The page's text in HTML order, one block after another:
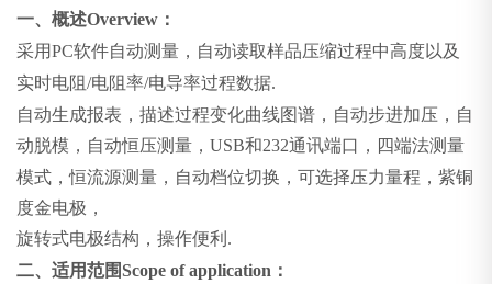
一、概述Overview ：
采用PC软件自动测量，自动读取样品压缩过程中高度以及
实时电阻/电阻率/电导率过程数据.
自动生成报表，描述过程变化曲线图谱，自动步进加压，自
动脱模，自动恒压测量，USB和232通讯端口，四端法测量
模式，恒流源测量，自动档位切换，可选择压力量程，紫铜
度金电极，
旋转式电极结构，操作便利 .
二、适用范围Scope of application ：